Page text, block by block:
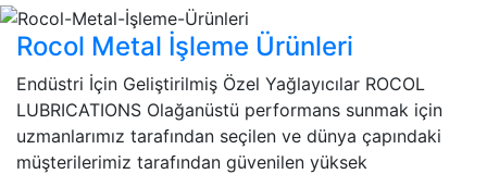
Rocol Metal İşleme Ürünleri
Endüstri İçin Geliştirilmiş Özel Yağlayıcılar ROCOL
LUBRICATIONS Olağanüstü performans sunmak için
uzmanlarımız tarafından seçilen ve dünya çapındaki
müşterilerimiz tarafından güvenilen yüksek